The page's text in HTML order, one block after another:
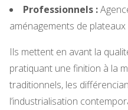
Professionnels :
aménagements de
Ils mettent en avant la
pratiquant une finition à la
traditionnels, les
l’industrialisation